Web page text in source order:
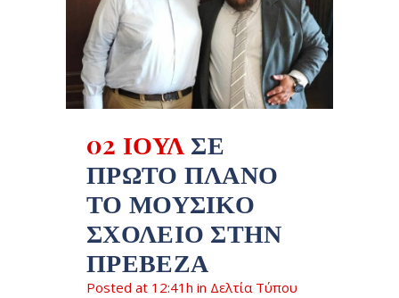
02 ΙΟΎΛ ΣΕ
ΠΡΏΤΟ ΠΛΆΝΟ
ΤΟ ΜΟΥΣΙΚΌ
ΣΧΟΛΕΊΟ ΣΤΗΝ
ΠΡΈΒΕΖΑ
Posted at 12:41h in Δελτία Τύπου